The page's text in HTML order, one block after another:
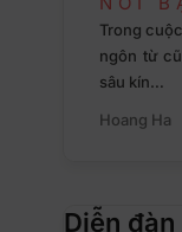
Trong
ngôn từ
sâu kín…
Hoang Ha
Diễn